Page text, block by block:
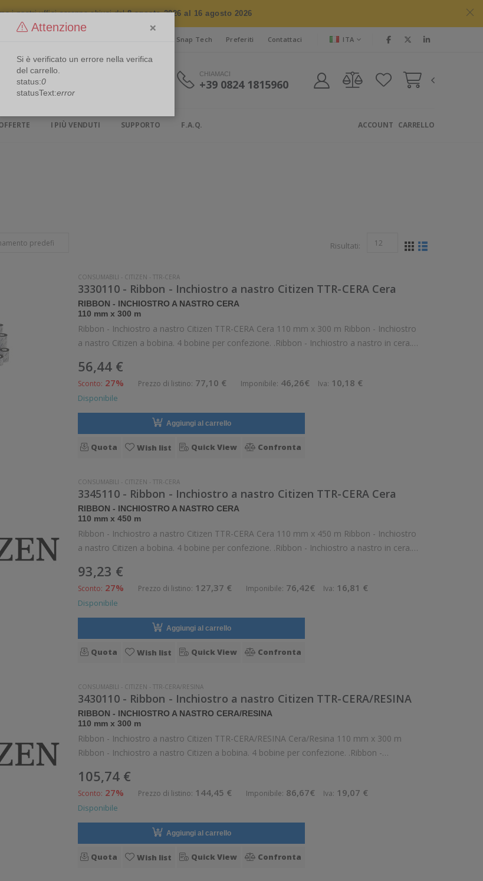
i nostri uffici saranno chiusi dal8 agosto 2026 al 16 agosto 2026
Riservata Snap Tech Preferiti Contattaci ITA
CHIAMACI
+39 0824 1815960
I PIÙ VENDUTI SUPPORTO F.A.Q. CARRELLO
ACCOUNT
Risultati:
CONSUMABILI - CITIZEN - TTR-CERA
3330110 - Ribbon - Inchiostro a nastro Citizen TTR-CERA Cera
RIBBON - INCHIOSTRO A NASTRO CERA
110 mm x 300 m
Ribbon - Inchiostro a nastro Citizen TTR-CERA Cera 110 mm x 300 m Ribbon - Inchiostro
a nastro Citizen a bobina. 4 bobine per confezione. .Ribbon - Inchiostro a nastro in cera.
56,44 €
Sconto: 27% Prezzo di listino: 77,10 € Imponibile: 46,26€ Iva: 10,18 €
Disponibile
Aggiungi al carrello
Quota Wish list Quick View Confronta
CONSUMABILI - CITIZEN - TTR-CERA
3345110 - Ribbon - Inchiostro a nastro Citizen TTR-CERA Cera
RIBBON - INCHIOSTRO A NASTRO CERA
110 mm x 450 m
Ribbon - Inchiostro a nastro Citizen TTR-CERA Cera 110 mm x 450 m Ribbon - Inchiostro
a nastro Citizen a bobina. 4 bobine per confezione. .Ribbon - Inchiostro a nastro in cera.
93,23 €
Sconto: 27% Prezzo di listino: 127,37 € Imponibile: 76,42€ Iva: 16,81 €
Disponibile
Aggiungi al carrello
Quota Wish list Quick View Confronta
CONSUMABILI - CITIZEN - TTR-CERA/RESINA
3430110 - Ribbon - Inchiostro a nastro Citizen TTR-CERA/RESINA
RIBBON - INCHIOSTRO A NASTRO CERA/RESINA
110 mm x 300 m
Ribbon - Inchiostro a nastro Citizen TTR-CERA/RESINA Cera/Resina 110 mm x 300 m
Ribbon - Inchiostro a nastro Citizen a bobina. 4 bobine per confezione. .Ribbon -
105,74 €
Sconto: 27% Prezzo di listino: 144,45 € Imponibile: 86,67€ Iva: 19,07 €
Disponibile
Aggiungi al carrello
Quota Wish list Quick View Confronta
Attenzione ×
Si è verificato un errore nella verifica
del carrello.
status:0
statusText:error